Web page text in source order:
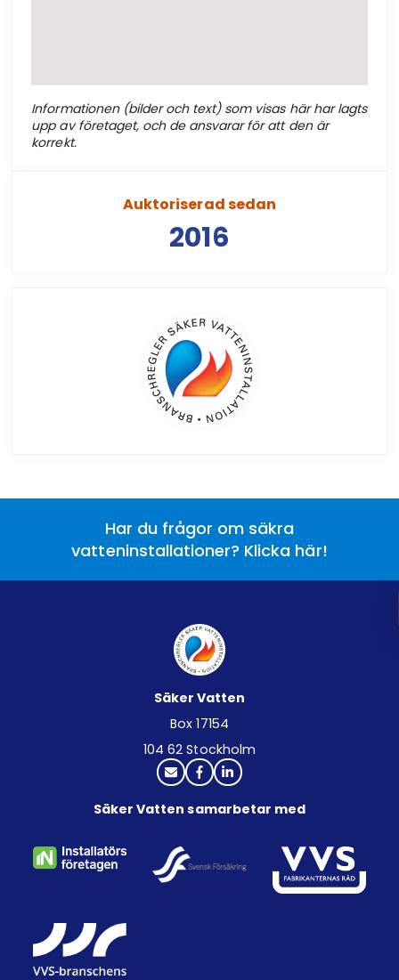
Informationen (bilder och text) som visas här har lagts
upp av företaget, och de ansvarar för att den är
korrekt.
Auktoriserad sedan
2016
Har du frågor om säkra
vatteninstallationer? Klicka här!
Säker Vatten
Box 17154
104 62 Stockholm
Säker Vatten samarbetar med